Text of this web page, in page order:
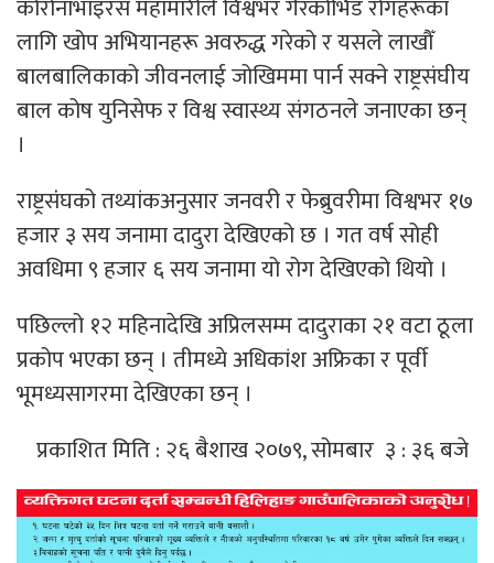
कोरोनाभाइरस महामारीले विश्वभर गैरकोभिड रोगहरूका
लागि खोप अभियानहरू अवरुद्ध गरेको र यसले लाखौँ
बालबालिकाको जीवनलाई जोखिममा पार्न सक्ने राष्ट्रसंघीय
बाल कोष युनिसेफ र विश्व स्वास्थ्य संगठनले जनाएका छन्
।
राष्ट्रसंंघको तथ्यांकअनुसार जनवरी र फेब्रुवरीमा विश्वभर १७
हजार ३ सय जनामा दादुरा देखिएको छ । गत वर्ष सोही
अवधिमा ९ हजार ६ सय जनामा यो रोग देखिएको थियो ।
पछिल्लो १२ महिनादेखि अप्रिलसम्म दादुराका २१ वटा ठूला
प्रकोप भएका छन् । तीमध्ये अधिकांश अफ्रिका र पूर्वी
भूमध्यसागरमा देखिएका छन् ।
प्रकाशित मिति : २६ बैशाख २०७९, सोमबार ३ : ३६ बजे